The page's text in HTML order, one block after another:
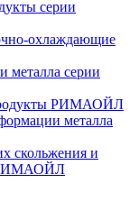
серии
охлаждающие
металла серии
РИМАОЙЛ
металла
скольжения и
РИМАОЙЛ